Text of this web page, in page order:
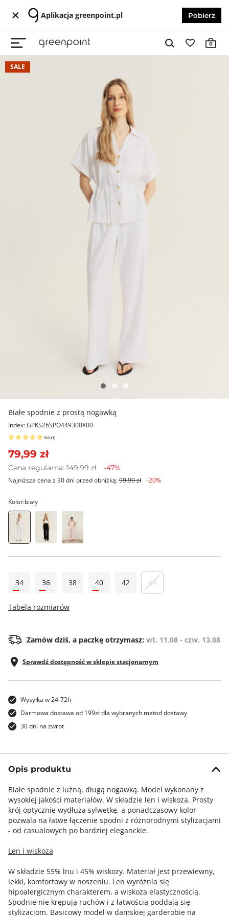
Aplikacja greenpoint.pl Pobierz
0
SALE
Białe spodnie z prostą nogawką
Index: GPKS26SPO449300X00
5.0 (1 )
79,99 zł
Cena regularna: 149,99 zł -47%
Najniższa cena z 30 dni przed obniżką:99,99 zł -20%
Kolor:biały
34 36 38 40 42 44
Tabela rozmiarów
Zamów dziś, a paczkę otrzymasz: wt. 11.08 - czw. 13.08
Sprawdź dostępność w sklepie stacjonarnym
Wysyłka w 24-72h
Darmowa dostawa od 199zł dla wybranych metod dostawy
30 dni na zwrot
Opis produktu
Białe spodnie z luźną, długą nogawką. Model wykonany z
wysokiej jakości materiałów. W składzie len i wiskoza. Prosty
krój optycznie wydłuża sylwetkę, a ponadczasowy kolor
pozwala na łatwe łączenie spodni z różnorodnymi stylizacjami
- od casualowych po bardziej eleganckie.
Len i wiskoza
W składzie 55% lnu i 45% wiskozy. Materiał jest przewiewny,
lekki, komfortowy w noszeniu. Len wyróżnia się
hipoalergicznym charakterem, a wiskoza elastycznością.
Spodnie nie krępują ruchów i z łatwością poddają się
stylizacjom. Basicowy model w damskiej garderobie na